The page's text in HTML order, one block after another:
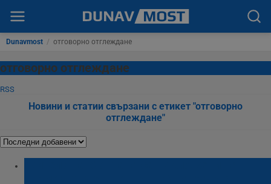
Dunavmost / отговорно отглеждане
отговорно отглеждане
RSS
Новини и статии свързани с етикет "отговорно
отглеждане"